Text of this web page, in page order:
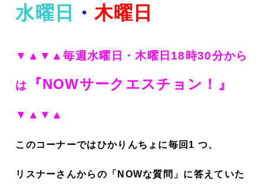
水曜日 ・ 木曜日
▼▲▼▲毎週水曜日・木曜日18時30分から
は 『NOWサークエスチョン！ 』
▼▲▼▲
このコーナーではひかりんちょに毎回1 つ、
リスナーさんからの「NOWな質問」に答えていた